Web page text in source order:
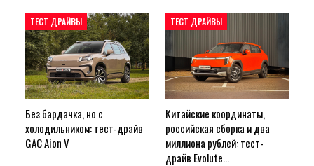
ТЕСТ ДРАЙВЫ
Без бардачка, но с
холодильником: тест-драйв
GAC Aion V
ТЕСТ ДРАЙВЫ
Китайские координаты,
российская сборка и два
миллиона рублей: тест-
драйв Evolute…